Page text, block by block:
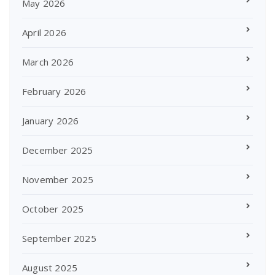
May 2026
April 2026
March 2026
February 2026
January 2026
December 2025
November 2025
October 2025
September 2025
August 2025